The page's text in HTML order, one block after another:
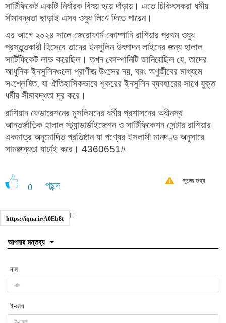
সার্টিফিকেট একটি নির্ধারক বিষয় হয়ে দাঁড়ায়। এতে চিকিৎসকরা ধর্মীয়
সীমাবদ্ধতা ছাড়াই এসব ওষুধ লিখে দিতে পারেন।
এর আগে ২০২৪ সালে জেরোফার্ম কোম্পানি রাশিয়ার প্রথম ওষুধ
প্রস্তুতকারী হিসেবে তাদের ইনসুলিন উৎপাদন লাইনের জন্য হালাল
সার্টিফিকেট লাভ করেছিল। তখন কোম্পানিটি জানিয়েছিল যে, তাদের
আধুনিক ইনসুলিনগুলো প্রাণীজ উৎসের নয়, বরং অণুজীবের মাধ্যমে
সংশ্লেষিত, যা ঐতিহাসিকভাবে শূকরের ইনসুলিন ব্যবহারের সাথে যুক্ত
ধর্মীয় সীমাবদ্ধতা দূর করে।
রাশিয়ান ফেডারেশনের মুসলিমদের ধর্মীয় প্রশাসনের অধীনস্থ
আন্তর্জাতিক হালাল স্ট্যান্ডার্ডাইজেশন ও সার্টিফিকেশন সেন্টার রাশিয়ার
একমাত্র অনুমোদিত প্রতিষ্ঠান যা পণ্যের ইসলামী মানদণ্ড অনুসারে
সামঞ্জস্যতা যাচাই করে। 4360651#
0 পছন্দ ভুলের তথ্য
https://iqna.ir/A0Eb8t
আপনার মন্তব্য
নাম
ই-মেল